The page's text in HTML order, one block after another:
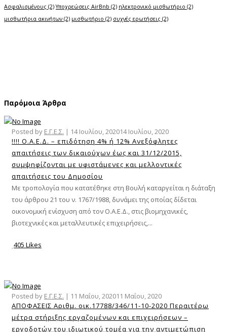
Ασφαλισμένους (2) Υποχρεώσεις AirBnb (2) ηλεκτρονικό μισθωτήριο (2)
μισθωτήρια ακινήτων (2) μισθωτήριο (2) συχνές ερωτήσεις (2)
Παρόμοια Άρθρα
Posted by Ε.Γ.Ε.Σ. | 14 Ιουλίου, 202014 Ιουλίου, 2020
!!!! Ο.Α.Ε.Δ. – επιδότηση 4% ή 12% Ανεξόφλητες
απαιτήσεις των δικαιούχων έως και 31/12/2015,
συμψηφίζονται με υφιστάμενες και μελλοντικές
απαιτήσεις του Δημοσίου
Με τροπολογία που κατατέθηκε στη Βουλή καταργείται η διάταξη
του άρθρου 21 του ν. 1767/1988, δυνάμει της οποίας δίδεται
οικονομική ενίσχυση από τον Ο.Α.Ε.Δ., στις βιομηχανικές,
βιοτεχνικές και μεταλλευτικές επιχειρήσεις,...
405 Likes
Posted by Ε.Γ.Ε.Σ. | 11 Μαΐου, 202011 Μαΐου, 2020
ΑΠΟΦΑΣΕΙΣ Αριθμ. οικ.17788/346/11-10-2020 Περαιτέρω
μέτρα στήριξης εργαζομένων και επιχειρήσεων –
εργοδοτών του ιδιωτικού τομέα για την αντιμετώπιση